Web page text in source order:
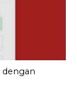
dengan